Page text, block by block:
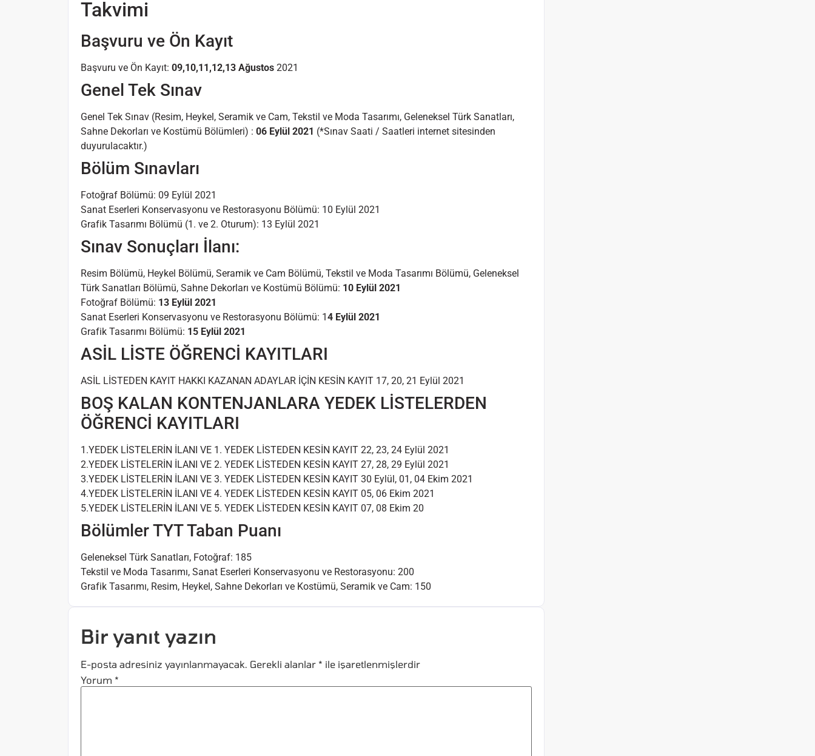
Takvimi
Başvuru ve Ön Kayıt
Başvuru ve Ön Kayıt: 09,10,11,12,13 Ağustos 2021
Genel Tek Sınav
Genel Tek Sınav (Resim, Heykel, Seramik ve Cam, Tekstil ve Moda Tasarımı, Geleneksel Türk Sanatları,
Sahne Dekorları ve Kostümü Bölümleri) : 06 Eylül 2021 (*Sınav Saati / Saatleri internet sitesinden
duyurulacaktır.)
Bölüm Sınavları
Fotoğraf Bölümü: 09 Eylül 2021
Sanat Eserleri Konservasyonu ve Restorasyonu Bölümü: 10 Eylül 2021
Grafik Tasarımı Bölümü (1. ve 2. Oturum): 13 Eylül 2021
Sınav Sonuçları İlanı:
Resim Bölümü, Heykel Bölümü, Seramik ve Cam Bölümü, Tekstil ve Moda Tasarımı Bölümü, Geleneksel
Türk Sanatları Bölümü, Sahne Dekorları ve Kostümü Bölümü: 10 Eylül 2021
Fotoğraf Bölümü: 13 Eylül 2021
Sanat Eserleri Konservasyonu ve Restorasyonu Bölümü: 1 4 Eylül 2021
Grafik Tasarımı Bölümü: 15 Eylül 2021
ASİL LİSTE ÖĞRENCİ KAYITLARI
ASİL LİSTEDEN KAYIT HAKKI KAZANAN ADAYLAR İÇİN KESİN KAYIT 17, 20, 21 Eylül 2021
BOŞ KALAN KONTENJANLARA YEDEK LİSTELERDEN
ÖĞRENCİ KAYITLARI
1.YEDEK LİSTELERİN İLANI VE 1. YEDEK LİSTEDEN KESİN KAYIT 22, 23, 24 Eylül 2021
2.YEDEK LİSTELERİN İLANI VE 2. YEDEK LİSTEDEN KESİN KAYIT 27, 28, 29 Eylül 2021
3.YEDEK LİSTELERİN İLANI VE 3. YEDEK LİSTEDEN KESİN KAYIT 30 Eylül, 01, 04 Ekim 2021
4.YEDEK LİSTELERİN İLANI VE 4. YEDEK LİSTEDEN KESİN KAYIT 05, 06 Ekim 2021
5.YEDEK LİSTELERİN İLANI VE 5. YEDEK LİSTEDEN KESİN KAYIT 07, 08 Ekim 20
Bölümler TYT Taban Puanı
Geleneksel Türk Sanatları, Fotoğraf: 185
Tekstil ve Moda Tasarımı, Sanat Eserleri Konservasyonu ve Restorasyonu: 200
Grafik Tasarımı, Resim, Heykel, Sahne Dekorları ve Kostümü, Seramik ve Cam: 150
Bir yanıt yazın
E-posta adresiniz yayınlanmayacak. Gerekli alanlar * ile işaretlenmişlerdir
Yorum *